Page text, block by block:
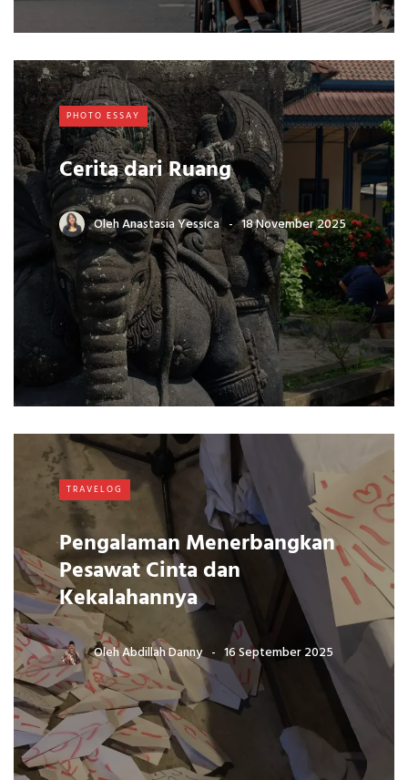
PHOTO ESSAY
Cerita dari Ruang
OlehAnastasia Yessica 18 November 2025
TRAVELOG
Pengalaman Menerbangkan
Pesawat Cinta dan
Kekalahannya
OlehAbdillah Danny 16 September 2025